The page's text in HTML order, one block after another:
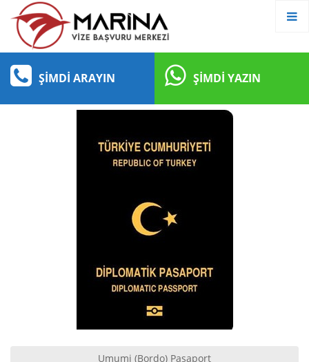
ŞIMDI ARAYIN ŞIMDI YAZIN
Umumi (Bordo) Pasaport